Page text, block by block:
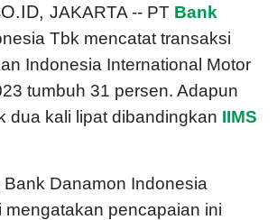
JAKARTA -- PT Bank
Tbk mencatat transaksi
Indonesia International Motor
tumbuh 31 persen. Adapun
dua kali lipat dibandingkan IIMS
Bank Danamon Indonesia
mengatakan pencapaian ini